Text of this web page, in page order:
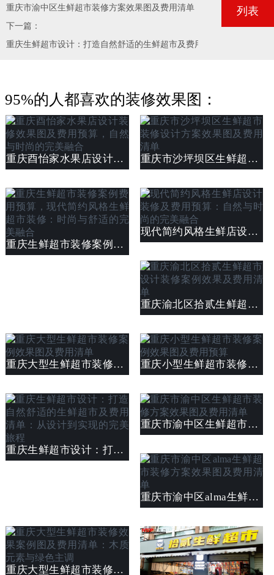
重庆市渝中区生鲜超市装修方案效果图及费用清单
下一篇：
重庆生鲜超市设计：打造自然舒适的生鲜超市及费用清单：从设计到
列表
95%的人都喜欢的装修效果图：
重庆酉怡家水果店设计装修效果图及费用预算，自然与时尚的完美融合 重庆市沙坪坝区生鲜超市装修设计方案效果图及费用清单
重庆生鲜超市装修案例费用预算，现代简约风格生鲜超市装修：时尚与舒适的完美融合
现代简约风格生鲜店设计装修及费用预算：自然与时尚的完美融合
重庆渝北区拾贰生鲜超市设计装修案例效果及费用清单
重庆大型生鲜超市装修案例效果图及费用清单 重庆小型生鲜超市装修案例效果图及费用预算
重庆生鲜超市设计：打造自然舒适的生鲜超市及费用清单：从设计到实现的完美旅程
重庆市渝中区生鲜超市装修方案效果图及费用清单
重庆市渝中区alma生鲜超市装修方案效果图及费用清单
重庆大型生鲜超市装修效果案例图及费用清单：木质元素与绿色主调